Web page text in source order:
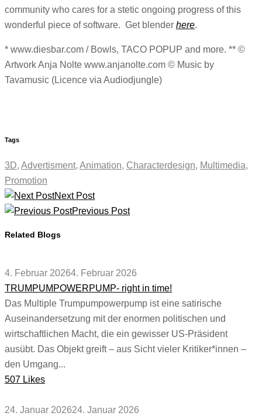
community who cares for a stetic ongoing progress of this
wonderful piece of software. Get blender here.
* www.diesbar.com / Bowls, TACO POPUP and more. ** ©
Artwork Anja Nolte www.anjanolte.com © Music by
Tavamusic (Licence via Audiodjungle)
Tags
3D, Advertisment, Animation, Characterdesign, Multimedia,
Promotion
Next Post
Previous Post
Related Blogs
4. Februar 20264. Februar 2026
TRUMPUMPOWERPUMP- right in time!
Das Multiple Trumpumpowerpump ist eine satirische
Auseinandersetzung mit der enormen politischen und
wirtschaftlichen Macht, die ein gewisser US-Präsident
ausübt. Das Objekt greift – aus Sicht vieler Kritiker*innen –
den Umgang...
507 Likes
24. Januar 202624. Januar 2026